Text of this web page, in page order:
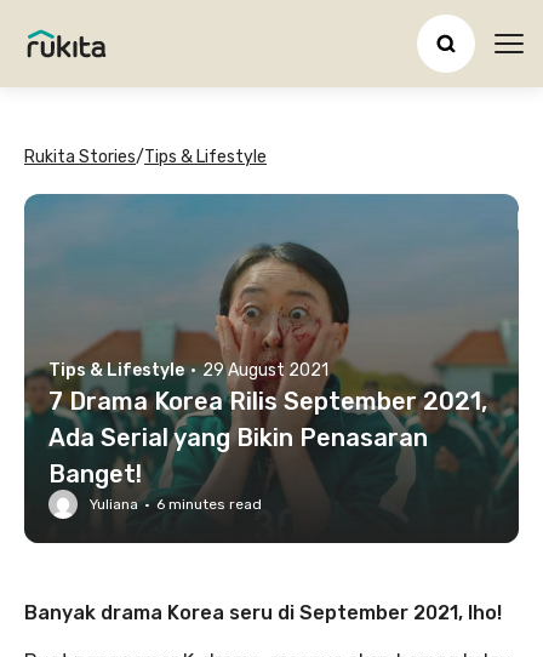
Rukita Stories/Tips & Lifestyle
Tips & Lifestyle · 29 August 2021
7 Drama Korea Rilis September 2021,
Ada Serial yang Bikin Penasaran
Banget!
Yuliana · 6 minutes read
Banyak drama Korea seru di September 2021, lho!